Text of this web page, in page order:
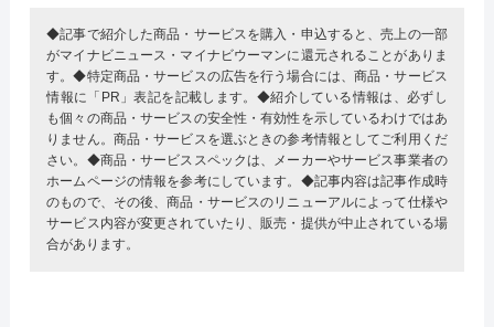
◆記事で紹介した商品・サービスを購入・申込すると、売上の一部
がマイナビニュース・マイナビウーマンに還元されることがありま
す。◆特定商品・サービスの広告を行う場合には、商品・サービス
情報に「PR」表記を記載します。◆紹介している情報は、必ずし
も個々の商品・サービスの安全性・有効性を示しているわけではあ
りません。商品・サービスを選ぶときの参考情報としてご利用くだ
さい。◆商品・サービススペックは、メーカーやサービス事業者の
ホームページの情報を参考にしています。◆記事内容は記事作成時
のもので、その後、商品・サービスのリニューアルによって仕様や
サービス内容が変更されていたり、販売・提供が中止されている場
合があります。